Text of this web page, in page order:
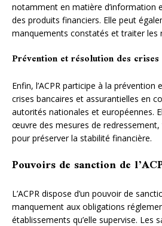
notamment en matière d’information
des produits financiers. Elle peut
manquements constatés et traiter les
Prévention et résolution des crises
Enfin, l’ACPR participe à la
crises bancaires et assurantielles en
autorités nationales et européennes.
œuvre des mesures de
pour préserver la stabilité financière.
Pouvoirs de sanction de
L’ACPR dispose d’un pouvoir de
manquement aux obligations
établissements qu’elle supervise. Les